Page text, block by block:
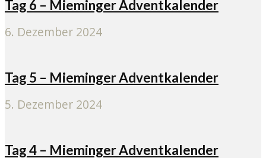
Tag 6 – Mieminger Adventkalender
6. Dezember 2024
Tag 5 – Mieminger Adventkalender
5. Dezember 2024
Tag 4 – Mieminger Adventkalender